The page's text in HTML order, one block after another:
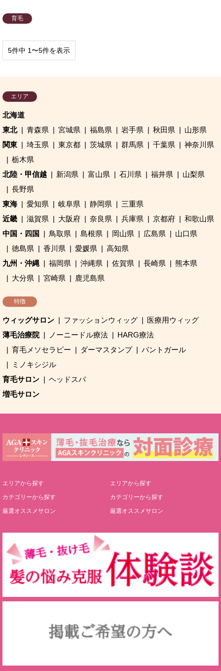
育毛
5件中 1〜5件を表示
エリア
北海道
東北
青森県 宮城県 福島県 岩手県 秋田県
山形県
関東
埼玉県 東京都 茨城県 群馬県 千葉県
神奈川県
栃木県
北陸・甲信越
新潟県 富山県 石川県 福井県
山梨県
長野県
東海
愛知県 岐阜県 静岡県
三重県
近畿
滋賀県 大阪府 奈良県 兵庫県 京都府
和歌山県
中国・四国
鳥取県 島根県 岡山県 広島県
山口県
徳島県
香川県 愛媛県
高知県
九州・沖縄
福岡県 沖縄県 佐賀県 長崎県
熊本県
大分県
宮崎県 鹿児島県
特徴
ウィッグサロン ファッションウィッグ
医療用ウィッグ
薄毛治療院
ノーニードル療法
HARG療法
育毛メソセラピー
ダーマスタンプ
パントガール
ミノキシジル
育毛サロン
ヘッドスパ
増毛サロン
エリアから探す
カテゴリーから探す
厳選オススメサロン
エリアから探す
カテゴリーから探す
厳選オススメサロン